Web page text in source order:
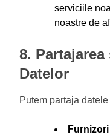
serviciile
noastre de
8.
Datelor
Putem partaja